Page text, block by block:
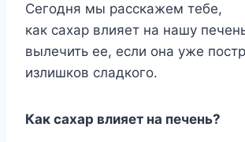
Сегодня мы расскажем тебе,
как сахар влияет на нашу
вылечить ее, если она уже
излишков сладкого.
Как сахар влияет на печень?